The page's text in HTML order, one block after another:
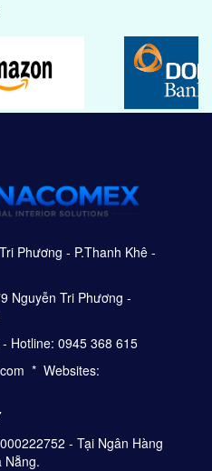
Phương - P.Thanh Khê -
Nguyễn Tri Phương -
Hotline: 0945 368 615
* Websites:
- Tại Ngân Hàng
Nẵng.